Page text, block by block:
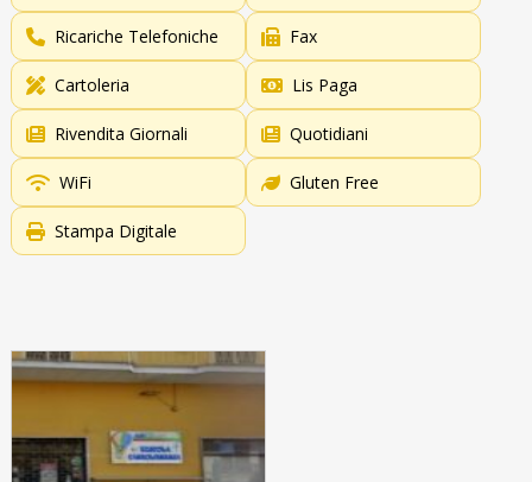
Ricariche Telefoniche Fax
Cartoleria Lis Paga
Rivendita Giornali Quotidiani
WiFi Gluten Free
Stampa Digitale